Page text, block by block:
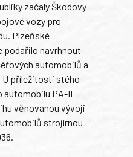
začaly Škodovy
vozy pro
Plzeňské
podařilo navrhnout
automobilů a
U příležitosti stého
automobilu PA-II
věnovanou vývoji
strojírnou